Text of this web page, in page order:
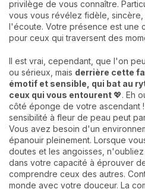
privilège de vous connaître.
vous vous révélez fidèle,
l'écoute. Votre présence est une
pour ceux qui traversent des
Il est vrai, cependant, que l'on
ou sérieux, mais derrière cette
émotif et sensible, qui bat au
ceux qui vous entourent 💖. Eh
côté éponge de votre ascendant
sensibilité à fleur de peau peut
Vous avez besoin d'un
épanouir pleinement. Lorsque
doutes et les angoisses,
dans votre capacité à éprouver
comprendre ceux des autres.
monde avec votre douceur. La